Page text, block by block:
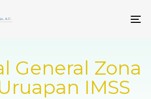
General Zona
IMSS